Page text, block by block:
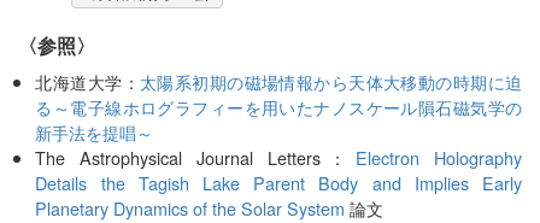
〈参照〉
北海道大学： 太陽系初期の磁場情報から天体大移動の時期に迫
る～電子線ホログラフィーを用いたナノスケール隕石磁気学の
新手法を提唱～
The Astrophysical Journal Letters： Electron Holography
Details the Tagish Lake Parent Body and Implies Early
Planetary Dynamics of the Solar System 論文